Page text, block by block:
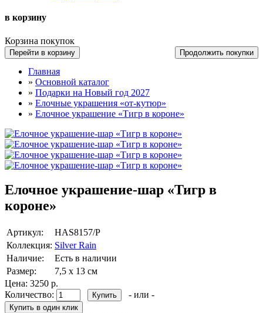
в корзину
Корзина покупок
Перейти в корзину Продолжить покупки
Главная
» Основной каталог
» Подарки на Новый год 2027
» Елочные украшения «от-кутюр»
» Елочное украшение «Тигр в короне»
Елочное украшение-шар «Тигр в
короне»
Артикул:
НAS8157/P
Коллекция: Silver Rain
Наличие:
Есть в наличии
Размер:
7,5 х 13 см
Цена: 3250 р.
Количество:
- или -